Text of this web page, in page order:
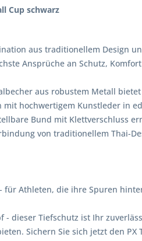
Cup schwarz
aus traditionellem Design
Ansprüche an Schutz,
aus robustem Metall
hochwertigem Kunstleder in
Bund mit Klettverschluss
von traditionellem Thai-
für Athleten, die ihre Spuren
- dieser Tiefschutz ist Ihr
Sichern Sie sich jetzt den